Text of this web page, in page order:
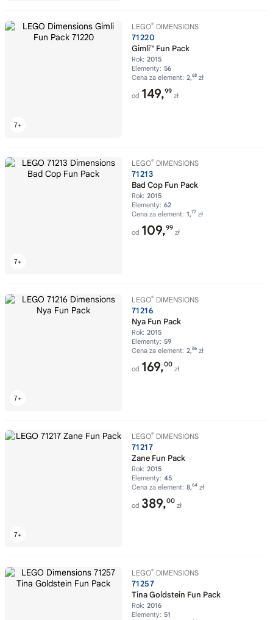
LEGO® DIMENSIONS
71220
Gimli™ Fun Pack
Rok: 2015
Elementy: 56
Cena za element: 2,68 zł
od 149,99
zł
LEGO® DIMENSIONS
71213
Bad Cop Fun Pack
Rok: 2015
Elementy: 62
Cena za element: 1,77 zł
od 109,99
zł
LEGO® DIMENSIONS
71216
Nya Fun Pack
Rok: 2015
Elementy: 59
Cena za element: 2,86 zł
od 169,00
zł
LEGO® DIMENSIONS
71217
Zane Fun Pack
Rok: 2015
Elementy: 45
Cena za element: 8,64 zł
od 389,00
zł
LEGO® DIMENSIONS
71257
Tina Goldstein Fun Pack
Rok: 2016
Elementy: 51